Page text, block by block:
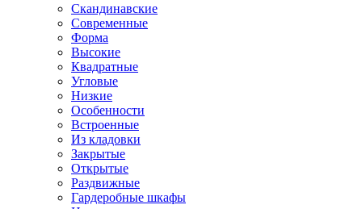
Скандинавские
Современные
Форма
Высокие
Квадратные
Угловые
Низкие
Особенности
Встроенные
Из кладовки
Закрытые
Открытые
Раздвижные
Гардеробные шкафы